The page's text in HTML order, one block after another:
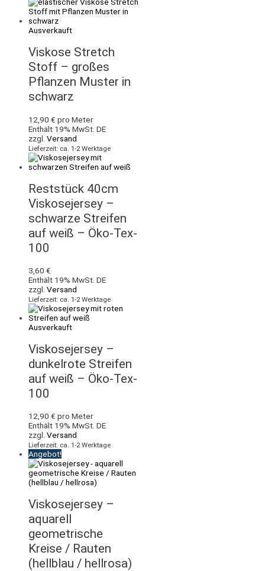
Ausverkauft
Viskose Stretch
Stoff – großes
Pflanzen Muster in
schwarz
12,90 € pro Meter
Enthält 19% MwSt. DE
zzgl. Versand
Lieferzeit: ca. 1-2 Werktage
Reststück 40cm
Viskosejersey –
schwarze Streifen
auf weiß – Öko-Tex-
100
3,60 €
Enthält 19% MwSt. DE
zzgl. Versand
Lieferzeit: ca. 1-2 Werktage
Ausverkauft
Viskosejersey –
dunkelrote Streifen
auf weiß – Öko-Tex-
100
12,90 € pro Meter
Enthält 19% MwSt. DE
zzgl. Versand
Lieferzeit: ca. 1-2 Werktage
Angebot!
Viskosejersey –
aquarell
geometrische
Kreise / Rauten
(hellblau / hellrosa)